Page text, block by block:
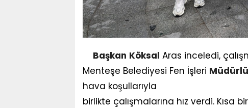
Başkan Köksal Aras inceledi,
Menteşe Belediyesi Fen İşleri
hava koşullarıyla
birlikte çalışmalarına hız verdi.